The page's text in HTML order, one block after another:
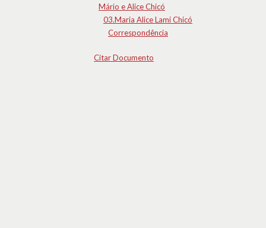
Mário e Alice Chicó
03.Maria Alice Lami Chicó
Correspondência
Citar Documento